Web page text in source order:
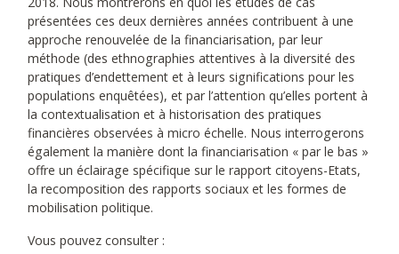
présentées ces deux dernières années contribuent à une
approche renouvelée de la financiarisation, par leur
méthode (des ethnographies attentives à la diversité des
pratiques d’endettement et à leurs significations pour les
populations enquêtées), et par l’attention qu’elles portent à
la contextualisation et à historisation des pratiques
financières observées à micro échelle. Nous interrogerons
également la manière dont la financiarisation « par le bas »
offre un éclairage spécifique sur le rapport citoyens-Etats,
la recomposition des rapports sociaux et les formes de
mobilisation politique.
Vous pouvez consulter :